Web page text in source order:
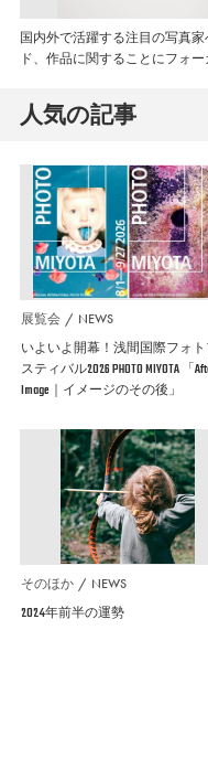
国内外で活躍する注目の写真
ド、作品に関することにフォー
人気の記事
展覧会 NEWS
いよいよ開幕！浅間国際フォ
スティバル2026 PHOTO MIYOTA 「
Image｜イメージのその後」
そのほか NEWS
2024年前半の運勢